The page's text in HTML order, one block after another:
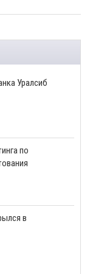
Уралсиб
по
в